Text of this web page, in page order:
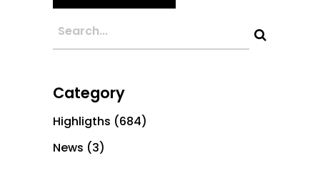
Category
Highligths (684)
News (3)